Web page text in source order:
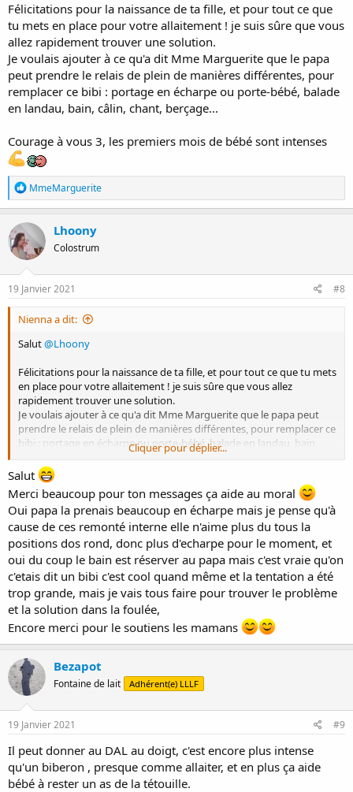
Félicitations pour la naissance de ta fille, et pour tout ce que
tu mets en place pour votre allaitement ! je suis sûre que vous
allez rapidement trouver une solution.
Je voulais ajouter à ce qu'a dit Mme Marguerite que le papa
peut prendre le relais de plein de manières différentes, pour
remplacer ce bibi : portage en écharpe ou porte-bébé, balade
en landau, bain, câlin, chant, berçage...
Courage à vous 3, les premiers mois de bébé sont intenses
R
é
a
c
t
o
n
s
MmeMarguerite
Lhoony
Colostrum
19 Janvier 2021 #8
Nienna a dit:
Salut@Lhoony
Félicitations pour la naissance de ta fille, et pour tout ce que tu mets
en place pour votre allaitement ! je suis sûre que vous allez
rapidement trouver une solution.
Je voulais ajouter à ce qu'a dit Mme Marguerite que le papa peut
prendre le relais de plein de manières différentes, pour remplacer ce
bibi : portage en écharpe ou porte-bébé, balade en landau, bain,
Courage à vous 3, les premiers mois de bébé sont intenses
Cliquer pour déplier...
Salut
Merci beaucoup pour ton messages ça aide au moral
Oui papa la prenais beaucoup en écharpe mais je pense qu'à
cause de ces remonté interne elle n'aime plus du tous la
positions dos rond, donc plus d'echarpe pour le moment, et
oui du coup le bain est réserver au papa mais c'est vraie qu'on
c'etais dit un bibi c'est cool quand même et la tentation a été
trop grande, mais je vais tous faire pour trouver le problème
et la solution dans la foulée,
Encore merci pour le soutiens les mamans
Bezapot
Fontaine de lait Adhérent(e) LLLF
19 Janvier 2021 #9
Il peut donner au DAL au doigt, c'est encore plus intense
qu'un biberon , presque comme allaiter, et en plus ça aide
bébé à rester un as de la tétouille.